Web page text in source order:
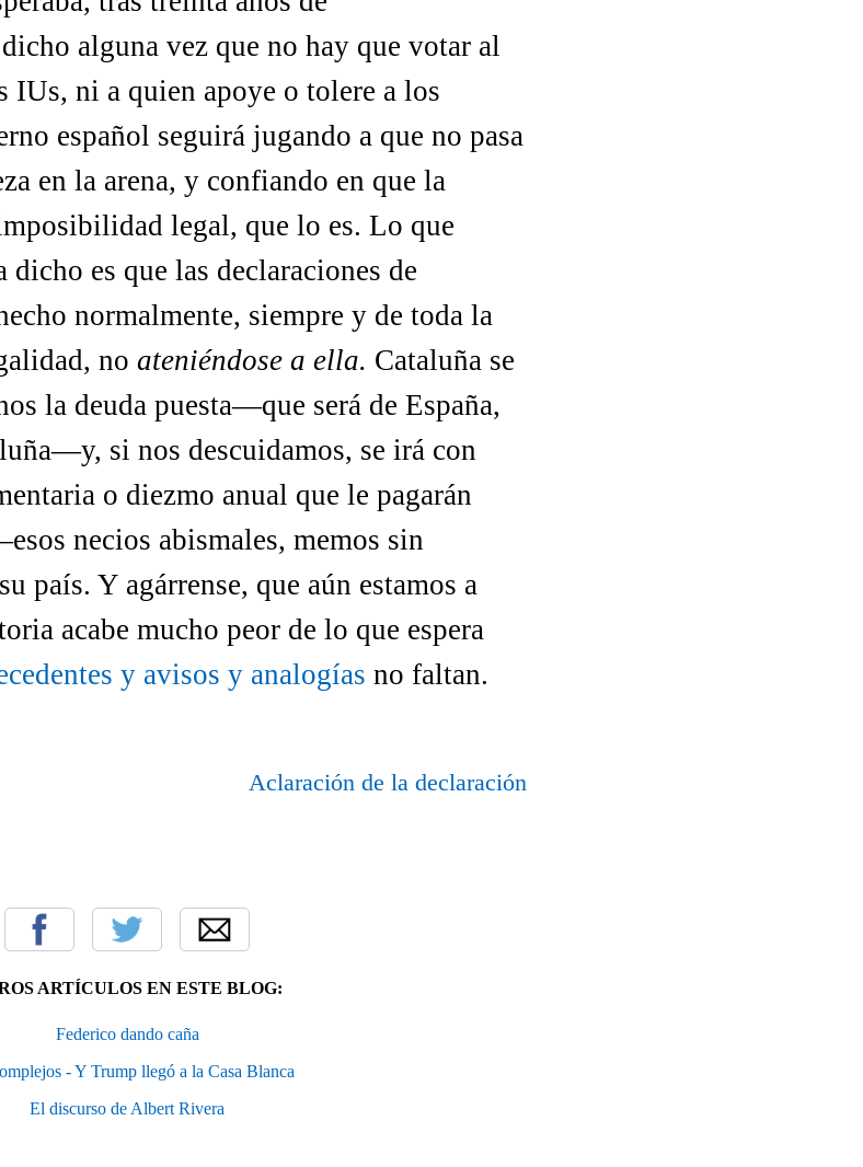
alguna vez que no hay que votar al
IUs, ni a quien apoye o tolere a los
español seguirá jugando a que no pasa
en la arena, y confiando en que la
legal, que lo es. Lo que
dicho es que las declaraciones de
normalmente, siempre y de toda la
no ateniéndose a ella. Cataluña se
la deuda puesta—que será de España,
si nos descuidamos, se irá con
o diezmo anual que le pagarán
necios abismales, memos sin
país. Y agárrense, que aún estamos a
acabe mucho peor de lo que espera
y avisos y analogías no faltan.
Aclaración de la declaración
ARTÍCULOS EN ESTE BLOG:
Federico dando caña
- Y Trump llegó a la Casa Blanca
El discurso de Albert Rivera